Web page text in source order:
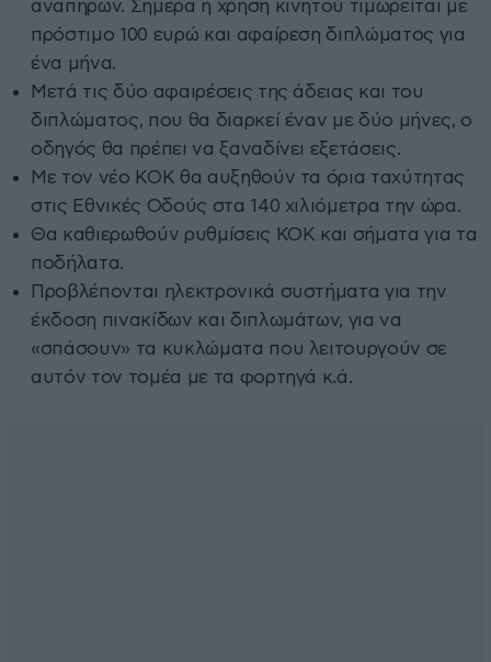
αναπήρων. Σήμερα η χρήση κινητού τιμωρείται με
πρόστιμο 100 ευρώ και αφαίρεση διπλώματος για
ένα μήνα.
Μετά τις δύο αφαιρέσεις της άδειας και του
διπλώματος, που θα διαρκεί έναν με δύο μήνες, ο
οδηγός θα πρέπει να ξαναδίνει εξετάσεις.
Με τον νέο ΚΟΚ θα αυξηθούν τα όρια ταχύτητας
στις Εθνικές Οδούς στα 140 χιλιόμετρα την ώρα.
Θα καθιερωθούν ρυθμίσεις ΚΟΚ και σήματα για τα
ποδήλατα.
Προβλέπονται ηλεκτρονικά συστήματα για την
έκδοση πινακίδων και διπλωμάτων, για να
«σπάσουν» τα κυκλώματα που λειτουργούν σε
αυτόν τον τομέα με τα φορτηγά κ.ά.